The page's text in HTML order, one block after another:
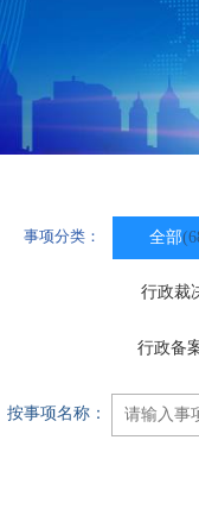
事项分类： 全部
行政裁
行政备
按事项名称：